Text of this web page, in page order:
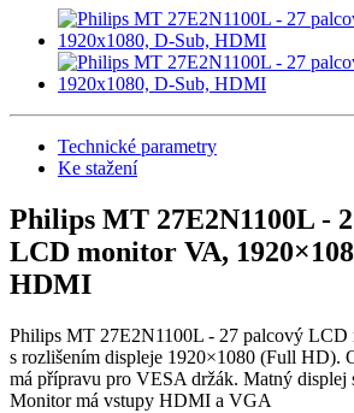
Technické parametry
Ke stažení
Philips MT 27E2N1100L -
LCD monitor VA,
HDMI
Philips MT 27E2N1100L - 27 palcový LCD
s rozlišením displeje 1920×1080 (Full HD).
má přípravu pro VESA držák. Matný displej
Monitor má vstupy HDMI a VGA